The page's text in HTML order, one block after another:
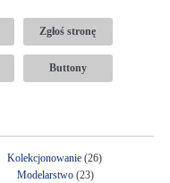
Zgłoś stronę
Buttony
Kolekcjonowanie(26)
Modelarstwo(23)